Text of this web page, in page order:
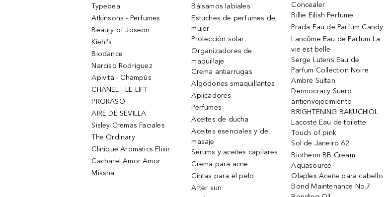
Typebea
Atkinsons - Perfumes
Beauty of Joseon
Kiehl’s
Biodance
Narciso Rodriguez
Apivita - Champús
CHANEL - LE LIFT
PRORASO
AIRE DE SEVILLA
Sisley Cremas Faciales
The Ordinary
Clinique Aromatics Elixir
Cacharel Amor Amor
Missha
Bálsamos labiales
Estuches de perfumes de
mujer
Protección solar
Organizadores de
maquillaje
Crema antiarrugas
Algodones smaquillantes
Aplicadores
Perfumes
Aceites de ducha
Aceites esenciales y de
masaje
Sérums y aceites capilares
Crema para acne
Cintas para el pelo
After sun
Concealer
Billie Eilish Perfume
Prada Eau de Parfum Candy
Lancôme Eau de Parfum La
vie est belle
Serge Lutens Eau de
Parfum Collection Noire
Ambre Sultan
Dermocracy Suero
antienvejecimiento
BRIGHTENING BAKUCHIOL
Lacoste Eau de toilette
Touch of pink
Sol de Janeiro 62
Biotherm BB Cream
Aquasource
Olaplex Aceite para cabello
Bond Maintenance No.7